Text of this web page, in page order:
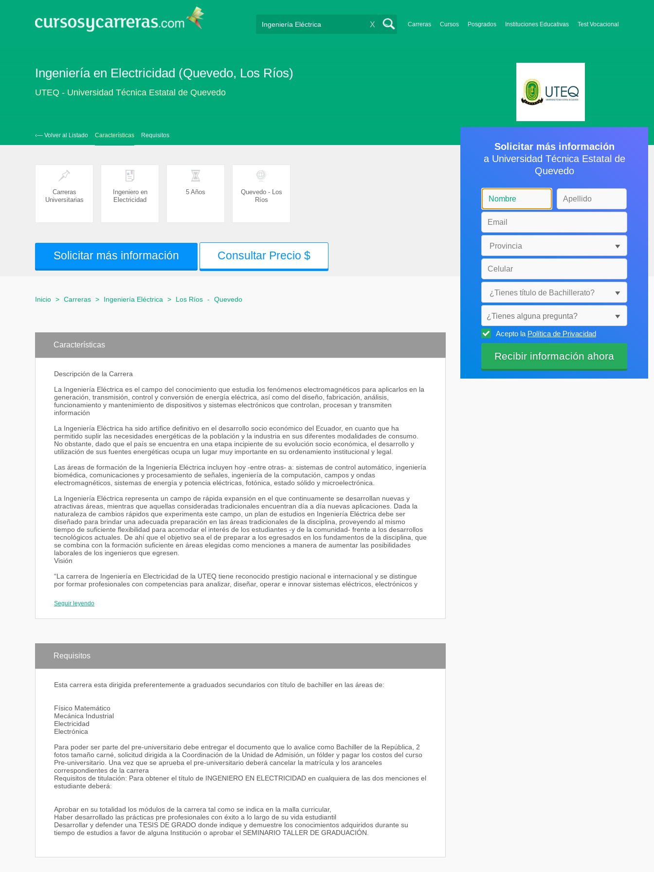
Carreras Cursos Posgrados Instituciones Educativas Test Vocacional
X
Ingeniería en Electricidad (Quevedo, Los Ríos)
UTEQ - Universidad Técnica Estatal de Quevedo
‹— Volver al Listado Características Requisitos
Carreras
Universitarias
Ingeniero en
Electricidad
5 Años
Quevedo - Los
Ríos
Solicitar más información Consultar Precio $
Inicio > Carreras > Ingeniería Eléctrica > Los Ríos - Quevedo
Características
Descripción de la Carrera
La Ingeniería Eléctrica es el campo del conocimiento que estudia los fenómenos electromagnéticos para aplicarlos en la
generación, transmisión, control y conversión de energía eléctrica, así como del diseño, fabricación, análisis,
funcionamiento y mantenimiento de dispositivos y sistemas electrónicos que controlan, procesan y transmiten
información
La Ingeniería Eléctrica ha sido artífice definitivo en el desarrollo socio económico del Ecuador, en cuanto que ha
permitido suplir las necesidades energéticas de la población y la industria en sus diferentes modalidades de consumo.
No obstante, dado que el país se encuentra en una etapa incipiente de su evolución socio económica, el desarrollo y
utilización de sus fuentes energéticas ocupa un lugar muy importante en su ordenamiento institucional y legal.
Las áreas de formación de la Ingeniería Eléctrica incluyen hoy -entre otras- a: sistemas de control automático, ingeniería
biomédica, comunicaciones y procesamiento de señales, ingeniería de la computación, campos y ondas
electromagnéticos, sistemas de energía y potencia eléctricas, fotónica, estado sólido y microelectrónica.
La Ingeniería Eléctrica representa un campo de rápida expansión en el que continuamente se desarrollan nuevas y
atractivas áreas, mientras que aquellas consideradas tradicionales encuentran día a día nuevas aplicaciones. Dada la
naturaleza de cambios rápidos que experimenta este campo, un plan de estudios en Ingeniería Eléctrica debe ser
diseñado para brindar una adecuada preparación en las áreas tradicionales de la disciplina, proveyendo al mismo
tiempo de suficiente flexibilidad para acomodar el interés de los estudiantes -y de la comunidad- frente a los desarrollos
tecnológicos actuales. De ahí que el objetivo sea el de preparar a los egresados en los fundamentos de la disciplina, que
se combina con la formación suficiente en áreas elegidas como menciones a manera de aumentar las posibilidades
laborales de los ingenieros que egresen.
Visión
“La carrera de Ingeniería en Electricidad de la UTEQ tiene reconocido prestigio nacional e internacional y se distingue
por formar profesionales con competencias para analizar, diseñar, operar e innovar sistemas eléctricos, electrónicos y
sectores de la sociedad”.
Procesos; líderes, creativos y competitivos; idóneos, éticos y participativos; críticos y analíticos, que redunden en un
mayor bienestar y calidad de vida, impulsando el desarrollo sostenido y sustentable del país”.
e Instrumental y Asesoría en Control de Calidad, proporcionando al egresado una sólida formación en las áreas de:
Líneas de Producción Industrial y Agroindustrial, Automatización de Procesos, Control de Calidad Industrial y
Agroindustrial, Eficiencia y Eficacia de Producción, Ensamblaje de Componentes y Partes de Equipos y Maquinarias”.
Competencias Profesionales: Aplicar el razonamiento lógico para el análisis y solución de problemas que se presentan
en la ingeniería Eléctrica.
Identificar circuitos eléctricos básicos, verificando las leyes que rigen fenómenos de la Electricidad y Magnetismo, para
diagnosticar problemas de electricidad de la vida cotidiana.
Analizar Redes Eléctricas en estado estable para determinar valores de corriente, voltaje y potencia de la carga.
Diseñar interfaces electrónicas y digitales para maniobrar y operar equipos en los diferentes procesos industriales.
Diseñar sistemas electrónicos de control con precisión que garantice el funcionamiento adecuado de los equipos e
instalaciones eléctricas en función de la estabilidad de los procesos en la industria.
Diseñar e implementar sistemas basados en PLC y microcontroladores en función de la precisión, tamaño del circuito y
usando PLC y el sistema SCADA.
Seguir leyendo
Requisitos
Esta carrera esta dirigida preferentemente a graduados secundarios con título de bachiller en las áreas de:
Físico Matemático
Mecánica Industrial
Electricidad
Electrónica
Para poder ser parte del pre-universitario debe entregar el documento que lo avalice como Bachiller de la República, 2
fotos tamaño carné, solicitud dirigida a la Coordinación de la Unidad de Admisión, un fólder y pagar los costos del curso
Pre-universitario. Una vez que se aprueba el pre-universitario deberá cancelar la matrícula y los aranceles
correspondientes de la carrera
Requisitos de titulación: Para obtener el título de INGENIERO EN ELECTRICIDAD en cualquiera de las dos menciones el
estudiante deberá:
Aprobar en su totalidad los módulos de la carrera tal como se indica en la malla curricular,
Haber desarrollado las prácticas pre profesionales con éxito a lo largo de su vida estudiantil
Desarrollar y defender una TESIS DE GRADO donde indique y demuestre los conocimientos adquiridos durante su
tiempo de estudios a favor de alguna Institución o aprobar el SEMINARIO TALLER DE GRADUACIÓN.
Solicitar más información
a Universidad Técnica Estatal de
Quevedo
¿Tienes alguna pregunta?
Selecciónala
Acepto la Política de Privacidad